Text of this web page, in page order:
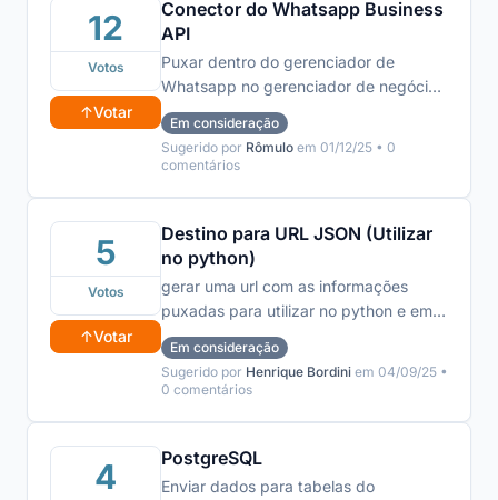
12
Votos
↑Votar
Conector do Whatsapp Business
API
Puxar dentro do gerenciador de
Whatsapp no gerenciador de negócios
os insights dos templates dos disparos
de Whatsapp via API do Whatsapp
Business
Em consideração
Sugerido por Rômulo em 01/12/25 • 0
comentários
5
Votos
↑Votar
Destino para URL JSON (Utilizar
no python)
gerar uma url com as informações
puxadas para utilizar no python e em
outras ferramentas de api
Em consideração
Sugerido por Henrique Bordini em 04/09/25 •
0 comentários
4 PostgreSQL
Enviar dados para tabelas do